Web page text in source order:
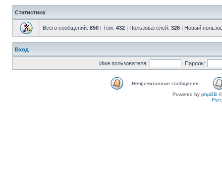
Статистика
Всего сообщений: 850 | Тем: 432 | Пользователей: 326 | Новый
Вход
Имя пользователя: Пароль:
Непрочитанные сообщения
Powered by phpBB